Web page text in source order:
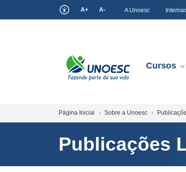
A+ A- A Unoesc
Cursos
Página Inicial Sobre a Unoesc
Publicações